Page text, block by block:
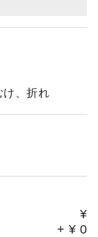
け、折れ
¥
+ ¥ 0